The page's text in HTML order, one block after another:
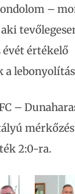
–
aki
évét értékelő
a
–
2:0-ra.